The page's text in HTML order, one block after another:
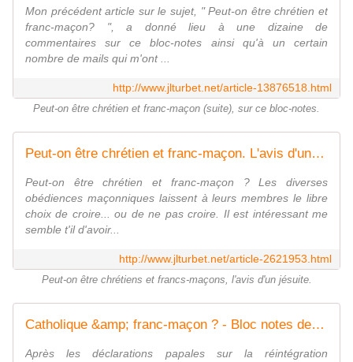
Mon précédent article sur le sujet, " Peut-on être chrétien et
franc-maçon? ", a donné lieu à une dizaine de
commentaires sur ce bloc-notes ainsi qu'à un certain
nombre de mails qui m'ont ...
http://www.jlturbet.net/article-13876518.html
Peut-on être chrétien et franc-maçon (suite), sur ce bloc-notes.
Peut-on être chrétien et franc-maçon. L'avis d'un jésuite. - Bloc notes de Jean-Laurent, sur la Franc-Maçonnerie et les Spiritualités.
Peut-on être chrétien et franc-maçon ? Les diverses
obédiences maçonniques laissent à leurs membres le libre
choix de croire... ou de ne pas croire. Il est intéressant me
semble t'il d'avoir...
http://www.jlturbet.net/article-2621953.html
Peut-on être chrétiens et francs-maçons, l'avis d'un jésuite.
Catholique &amp; franc-maçon ? - Bloc notes de Jean-Laurent, sur la Franc-Maçonnerie et les Spiritualités.
Après les déclarations papales sur la réintégration